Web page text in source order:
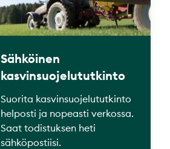
Sähköinen
kasvinsuojelututkinto
Suorita kasvinsuojelututkinto
helposti ja nopeasti verkossa.
Saat todistuksen heti
sähköpostiisi.